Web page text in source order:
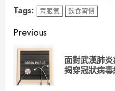
Tags: 胃脹氣 飲食習慣
Continue
Reading
Previous
面對武漢肺
揭穿冠狀病毒